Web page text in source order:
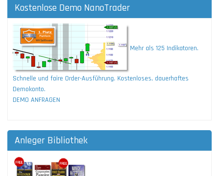
Kostenlose Demo NanoTrader
Mehr als 125 Indikatoren.
Schnelle und faire Order-Ausführung. Kostenloses, dauerhaftes
Demokonto.
DEMO ANFRAGEN
Anleger Bibliothek